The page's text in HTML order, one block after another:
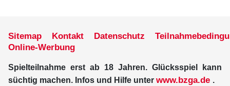
Sitemap Kontakt Datenschutz
Online-Werbung
Spielteilnahme erst ab 18 Jahren. Glücksspiel kann
süchtig machen. Infos und Hilfe unter www.bzga.de .